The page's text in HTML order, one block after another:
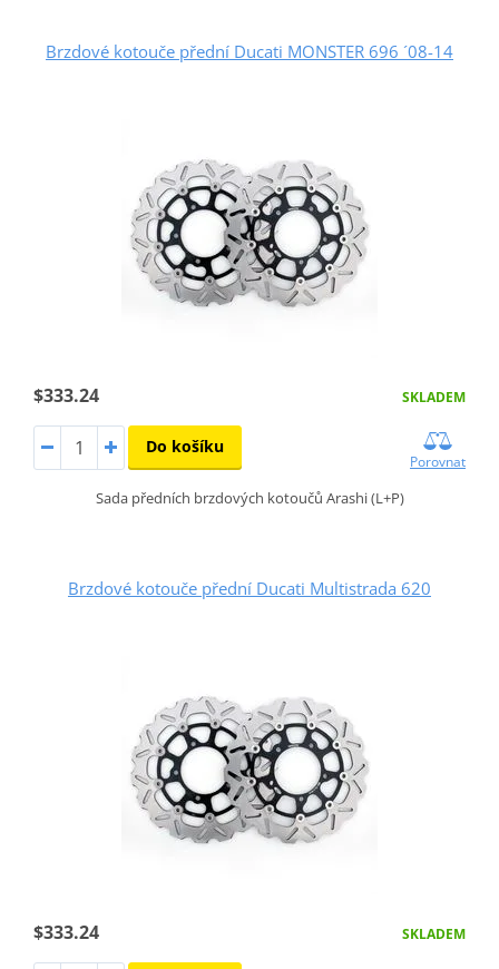
Brzdové kotouče přední Ducati MONSTER 696 ´08-14
$333.24 SKLADEM
Do košíku
Porovnat
Sada předních brzdových kotoučů Arashi (L+P)
Brzdové kotouče přední Ducati Multistrada 620
$333.24 SKLADEM